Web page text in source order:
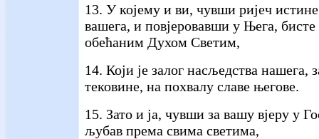
13. У којему и ви, чувши ријеч
вашега, и повјеровавши у Њега, бисте
обећаним Духом Светим,
14. Који је залог насљедства нашега,
тековине, на похвалу славе његове.
15. Зато и ја, чувши за вашу вјеру у
љубав према свима светима,